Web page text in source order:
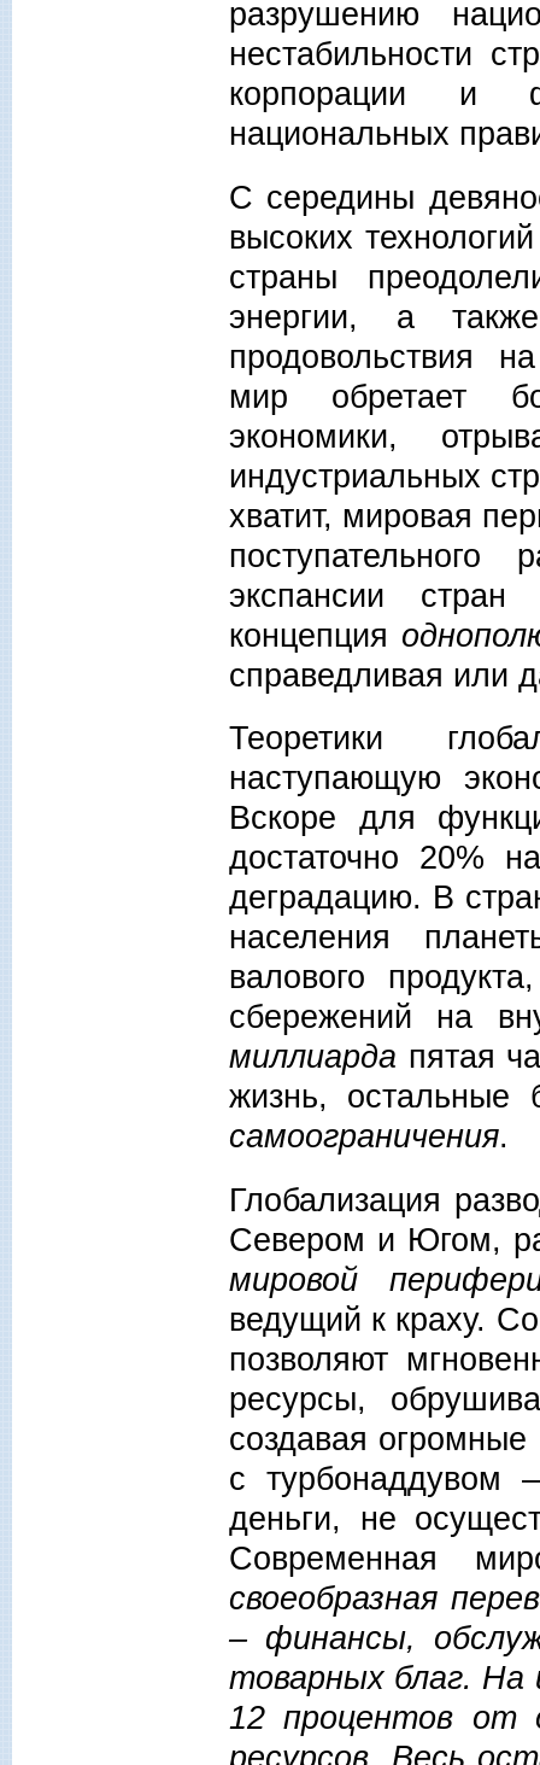
разрушению
нестабильности
корпорации и
национальных
С середины
высоких
страны
энергии, а
продовольствия
мир обретает
экономики,
индустриальных
хватит, мировая
экспансии
концепция
справедливая или
Теоретики
наступающую
Вскоре для
достаточно 20%
деградацию. В
населения
валового
сбережений на
миллиарда пятая
жизнь,
самоограничения.
Глобализация
Севером и Югом,
мировой
ведущий к краху.
позволяют
ресурсы,
создавая огромные
с турбонаддувом
деньги, не
Современная
своеобразная
– финансы,
товарных благ. На
12 процентов от
ресурсов. Весь